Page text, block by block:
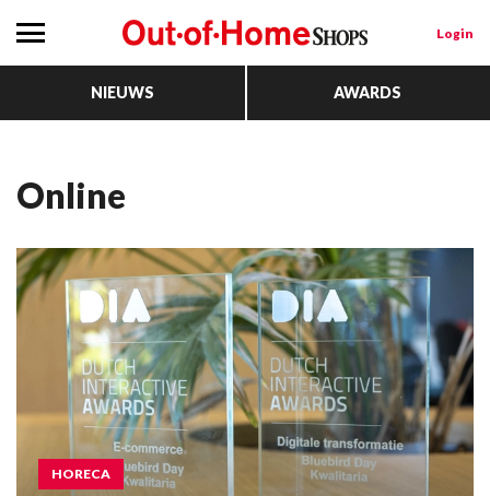
Login
NIEUWS AWARDS
online
HORECA